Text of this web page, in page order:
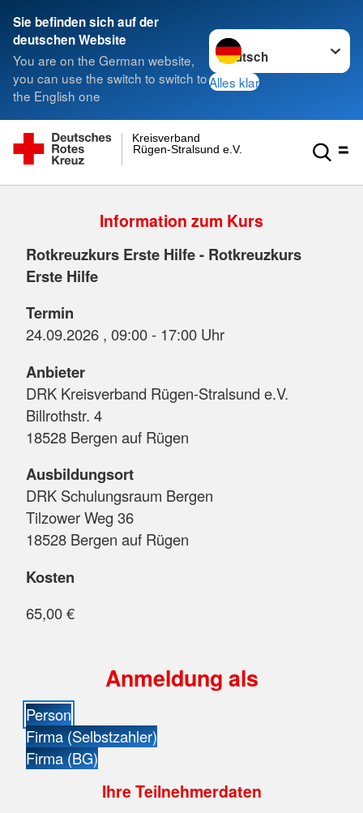
Sie befinden sich auf der
deutschen Website
You are on the German website,
you can use the switch to switch to
the English one
Sprache wechseln zu
Alles klar
Rügen-Stralsund e.V.
Kreisverband
Information zum Kurs
Rotkreuzkurs Erste Hilfe - Rotkreuzkurs
Erste Hilfe
Termin
24.09.2026 , 09:00 - 17:00 Uhr
Anbieter
DRK Kreisverband Rügen-Stralsund e.V.
Billrothstr. 4
18528 Bergen auf Rügen
Ausbildungsort
DRK Schulungsraum Bergen
Tilzower Weg 36
18528 Bergen auf Rügen
Kosten
65,00 €
Anmeldung als
Person
Firma (Selbstzahler)
Firma (BG)
Ihre Teilnehmerdaten